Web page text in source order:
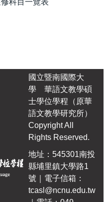
國立暨南國際大
學 華語文教學碩
士學位學程（原華
語文教學研究所）
Copyright All
Rights Reserved.
地址：545301南投
縣埔里鎮大學路1
號｜電子信箱：
tcasl@ncnu.edu.tw